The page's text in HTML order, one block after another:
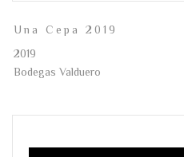
Una Cepa 2019
2019
Bodegas Valduero